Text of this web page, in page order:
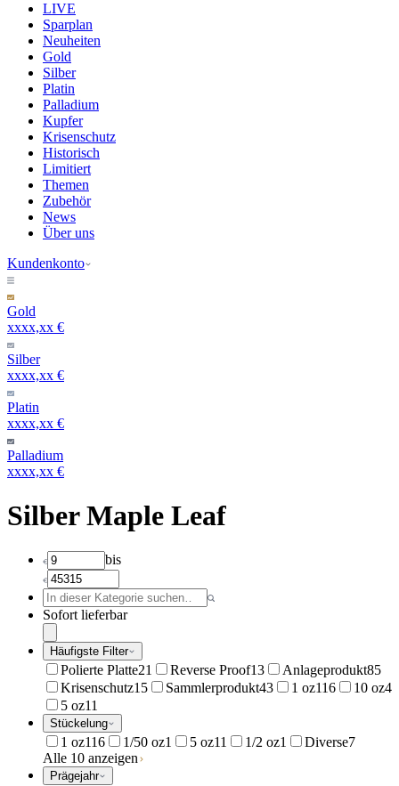
LIVE
Sparplan
Neuheiten
Gold
Silber
Platin
Palladium
Kupfer
Krisenschutz
Historisch
Limitiert
Themen
Zubehör
News
Über uns
Kundenkonto
Gold
xxxx,xx €
Silber
xxxx,xx €
Platin
xxxx,xx €
Palladium
xxxx,xx €
Silber Maple Leaf
bis
Sofort lieferbar
Häufigste Filter
Polierte Platte21 Reverse Proof13 Anlageprodukt85
Krisenschutz15 Sammlerprodukt43 1 oz116 10 oz4
5 oz11
Stückelung
1 oz116 1/50 oz1 5 oz11 1/2 oz1 Diverse7
Alle 10 anzeigen
Prägejahr